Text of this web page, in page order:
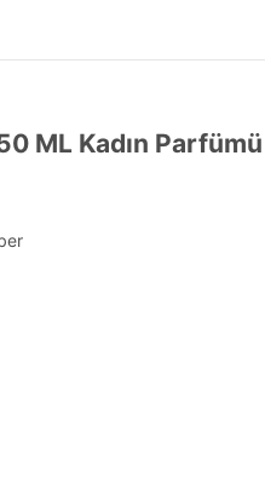
ML Kadın